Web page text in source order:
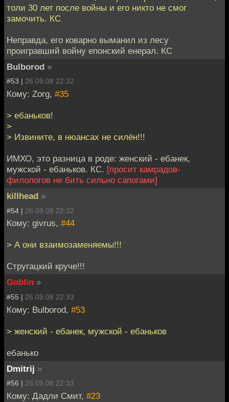
толи 30 лет после войны и его никто не смог
замочить. КС
Неправда, его коварно выманил из лесу
проигравший войну епонский енерал. КС
Bulborod »
#53 | 26.09.08 22:32
Кому: Zorg, #35
> ебаньков!
>
> Извините, в нюансах не силён!!!
ИМХО, это разница в роде: женский - ебанек,
мужской - ебаньков. КС. [просит камрадов-
филологов не бить сильно сапогами]
killhead »
#54 | 26.09.08 22:32
Кому: givrus, #44
> А они взаимозаменяемы!!!
Стругацкий круче!!!
Goblin »
#55 | 26.09.08 22:33
Кому: Bulborod, #53
> женский - ебанек, мужской - ебаньков
ебанько
Dmitrij »
#56 | 26.09.08 22:33
Кому: Дадли Смит, #23